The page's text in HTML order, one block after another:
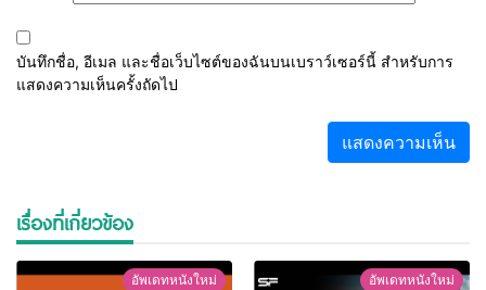
บันทึกชื่อ, อีเมล และชื่อเว็บไซต์ของฉันบนเบราว์เซอร์นี้ สำหรับการ
แสดงความเห็นครั้งถัดไป
เรื่องที่เกี่ยวข้อง
อัพเดทหนังใหม่ อัพเดทหนังใหม่